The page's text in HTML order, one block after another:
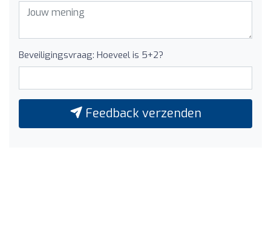
Beveiligingsvraag: Hoeveel is 5+2?
Feedback verzenden